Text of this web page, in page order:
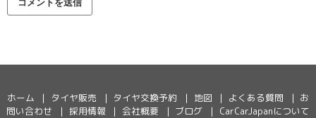
ホーム タイヤ販売 タイヤ交換予約 地図 よくある質問
お
問い合わせ
採用情報 会社概要 ブログ
CarCarJapanについて